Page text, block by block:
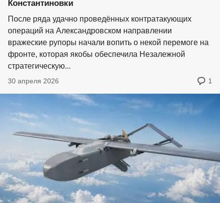
Константиновки
После ряда удачно проведённых контратакующих
операций на Александровском направлении
вражеские рупоры начали вопить о некой перемоге на
фронте, которая якобы обеспечила Незалежной
стратегическую...
30 апреля 2026 1